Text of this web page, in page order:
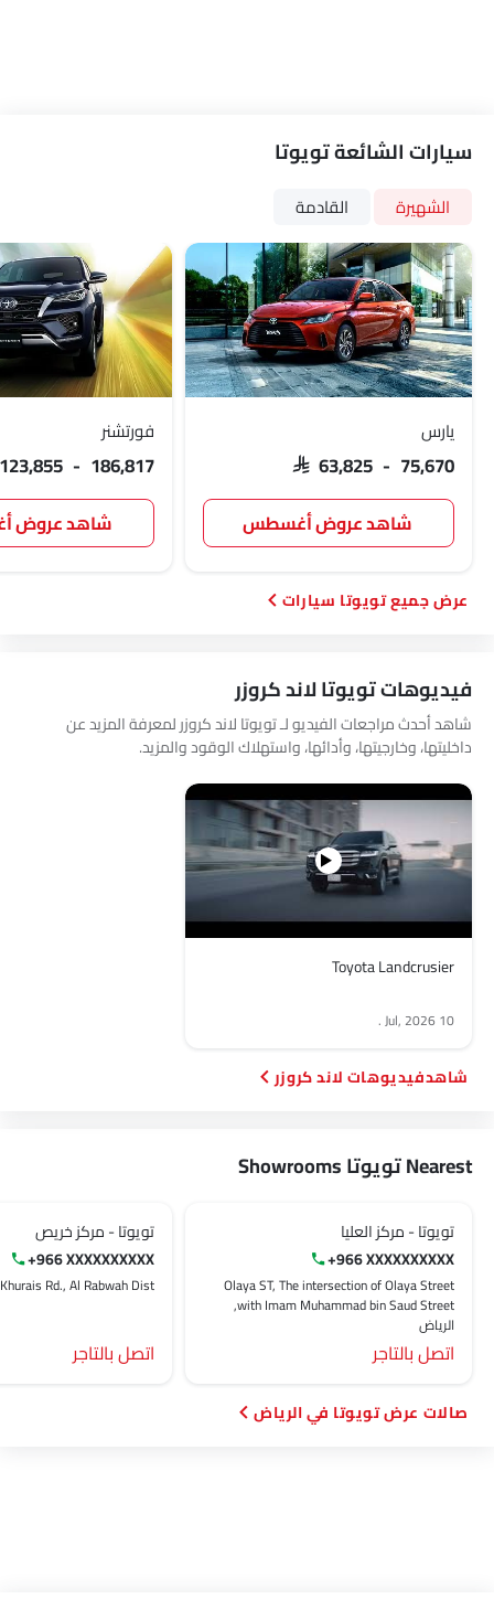
سيارات الشائعة تويوتا
الشهيرة القادمة
يارس
SAR 63,825 - 75,670
شاهد عروض أغسطس
فورتشنر
123,855 - 186,817
شاهد عروض
تويوتا سيارات
فيديوهات تويوتا لاند كروزر
شاهد أحدث مراجعات الفيديو لـ تويوتا لاند كروزر لمعرفة المزيد عن
داخليتها، وخارجيتها، وأدائها، واستهلاك الوقود والمزيد.
Toyota Landcrusier
10 Jul, 2026
.
فيديوهات لاند كروزر
Nearest تويوتا Showrooms
تويوتا - مركز العليا
+966 XXXXXXXXXX
Olaya ST, The intersection of Olaya Street
with Imam Muhammad bin Saud Street,
الرياض‎
اتصل بالتاجر
تويوتا - مركز خريص
+966 XXXXXXXXXX
Khurais Rd., Al Rabwah Dist., الرياض‎
اتصل بالتاجر
صالات عرض تويوتا في الرياض‎